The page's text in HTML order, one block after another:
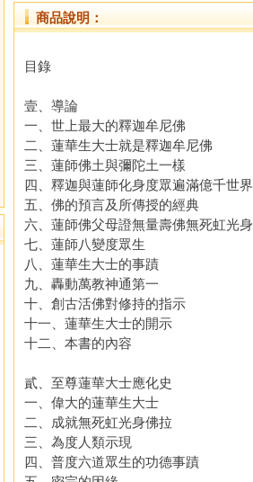
商品說明：
目錄
壹、導論
一、世上最大的釋迦牟尼佛
二、蓮華生大士就是釋迦牟尼佛
三、蓮師佛土與彌陀土一樣
四、釋迦與蓮師化身度眾遍滿億千世界
五、佛的預言及所傳授的經典
六、蓮師佛父母證無量壽佛無死虹光身
七、蓮師八變度眾生
八、蓮華生大士的事蹟
九、轟動萬教神通第一
十、創古活佛對修持的指示
十一、蓮華生大士的開示
十二、本書的內容
貳、至尊蓮華大士應化史
一、偉大的蓮華生大士
二、成就無死虹光身佛拉
三、為度人類示現
四、普度六道眾生的功德事蹟